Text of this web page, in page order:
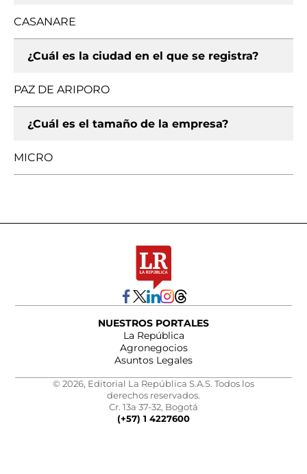
CASANARE
¿Cuál es la ciudad en el que se registra?
PAZ DE ARIPORO
¿Cuál es el tamaño de la empresa?
MICRO
NUESTROS PORTALES
La República
Agronegocios
Asuntos Legales
© 2026, Editorial La República S.A.S. Todos los
derechos reservados.
Cr. 13a 37-32, Bogotá
(+57) 1 4227600